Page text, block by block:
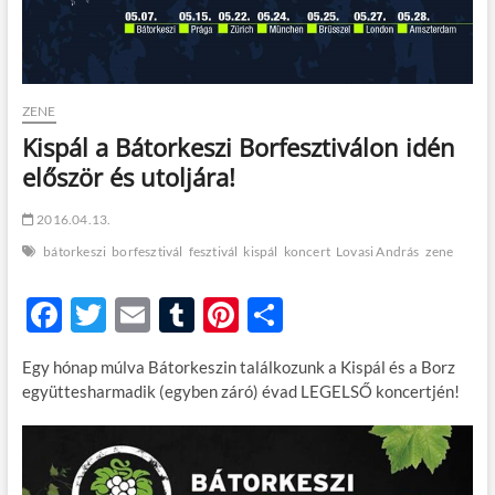
o
ZENE
Kispál a Bátorkeszi Borfesztiválon idén
először és utoljára!
2016.04.13.
bátorkeszi borfesztivál fesztivál kispál koncert Lovasi András zene
F
e
b
o
T
itt
er
E
ail
T
m
bl
Pi
er
es
O
za
m
Egy hónap múlva Bátorkeszin találkozunk a Kispál és a Borz
együttesharmadik (egyben záró) évad LEGELSŐ koncertjén!